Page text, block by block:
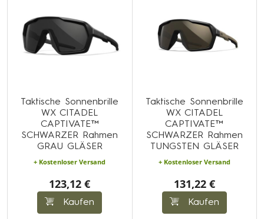
Taktische Sonnenbrille
WX CITADEL
CAPTIVATE™
SCHWARZER Rahmen
GRAU GLÄSER
+ Kostenloser Versand
123,12 €
Kaufen
Taktische Sonnenbrille
WX CITADEL
CAPTIVATE™
SCHWARZER Rahmen
TUNGSTEN GLÄSER
+ Kostenloser Versand
131,22 €
Kaufen